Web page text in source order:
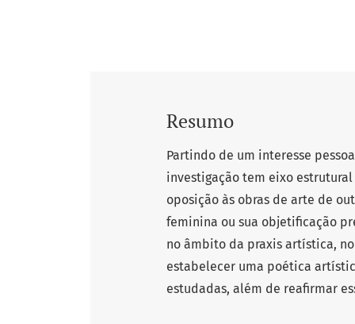
Resumo
Partindo de um interesse
investigação tem eixo
oposição às obras de arte de
feminina ou sua objetificação
no âmbito da praxis artística,
estabelecer uma poética
estudadas, além de reafirmar